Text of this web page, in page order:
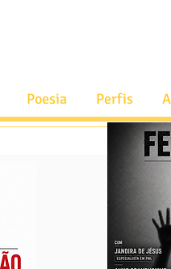
Poesia Perfis